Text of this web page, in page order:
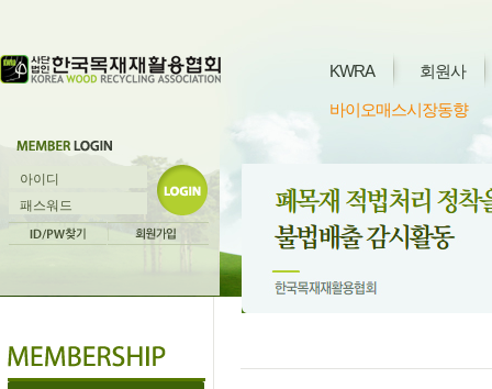
KWRA 회원사
바이오매스시장동향